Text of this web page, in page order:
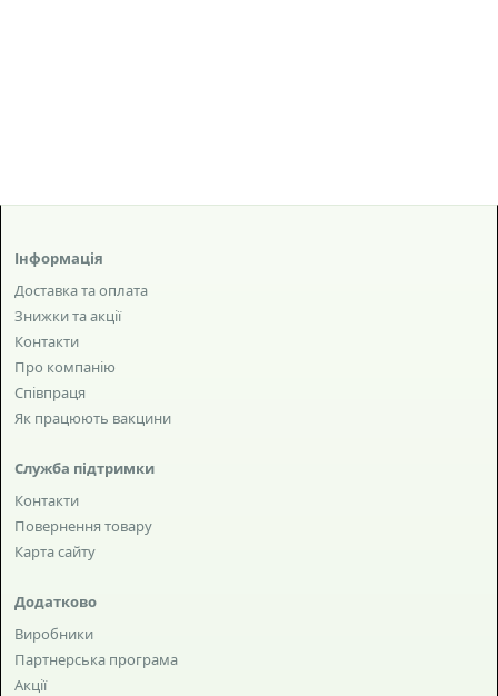
Інформація
Доставка та оплата
Знижки та акції
Контакти
Про компанію
Співпраця
Як працюють вакцини
Служба підтримки
Контакти
Повернення товару
Карта сайту
Додатково
Виробники
Партнерська програма
Акції